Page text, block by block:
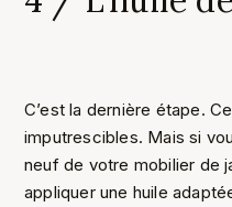
C’est la dernière étape.
imputrescibles. Mais si
neuf de votre mobilier de
appliquer une huile